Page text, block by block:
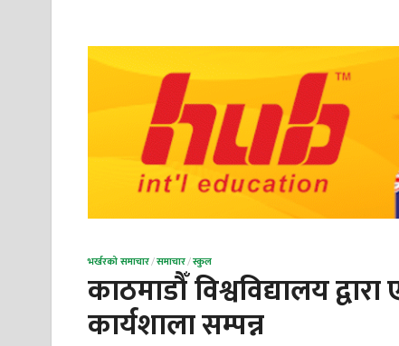
भर्खरको समाचार/समाचार/स्कुल
काठमाडौँ विश्वविद्यालय
कार्यशाला सम्पन्न